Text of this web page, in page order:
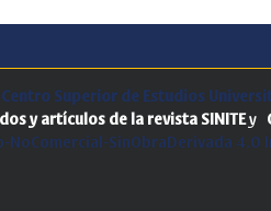
Centro Superior de Estudios
y artículos de la revista SINITEy
NoComercial-SinObraDerivada 4.0